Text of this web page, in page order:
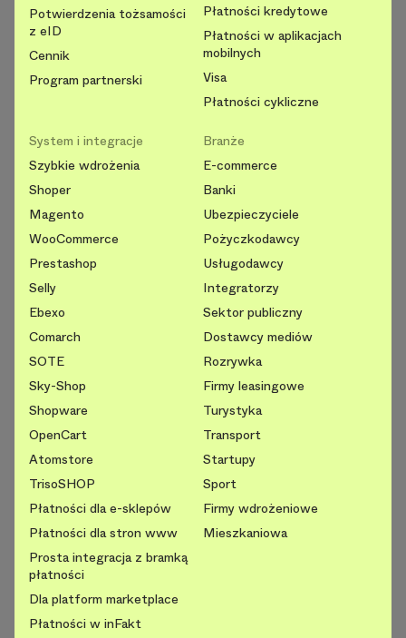
Potwierdzenia tożsamości
z eID
Cennik
Program partnerski
Płatności kredytowe
Płatności w aplikacjach
mobilnych
Visa
Płatności cykliczne
System i integracje
Szybkie wdrożenia
Shoper
Magento
WooCommerce
Prestashop
Selly
Ebexo
Comarch
SOTE
Sky-Shop
Shopware
OpenCart
Atomstore
TrisoSHOP
Płatności dla e-sklepów
Płatności dla stron www
Prosta integracja z bramką
płatności
Dla platform marketplace
Płatności w inFakt
Branże
E-commerce
Banki
Ubezpieczyciele
Pożyczkodawcy
Usługodawcy
Integratorzy
Sektor publiczny
Dostawcy mediów
Rozrywka
Firmy leasingowe
Turystyka
Transport
Startupy
Sport
Firmy wdrożeniowe
Mieszkaniowa